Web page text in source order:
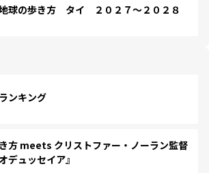
球の歩き方 タイ ２０２７～２０２８
ンキング
方 meets クリストファー・ノーラン監督
デュッセイア』